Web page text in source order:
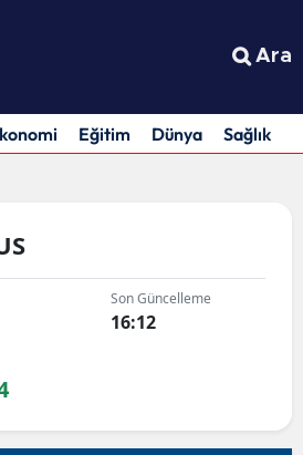
Ara
Eğitim Dünya Sağlık
Son Güncelleme
16:12